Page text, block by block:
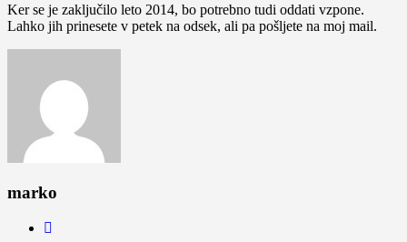
Ker se je zaključilo leto 2014, bo potrebno tudi oddati vzpone.
Lahko jih prinesete v petek na odsek, ali pa pošljete na moj mail.
marko